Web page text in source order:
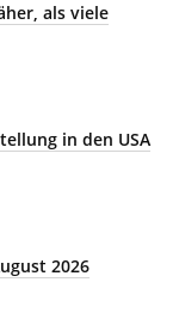
als viele
in den USA
2026